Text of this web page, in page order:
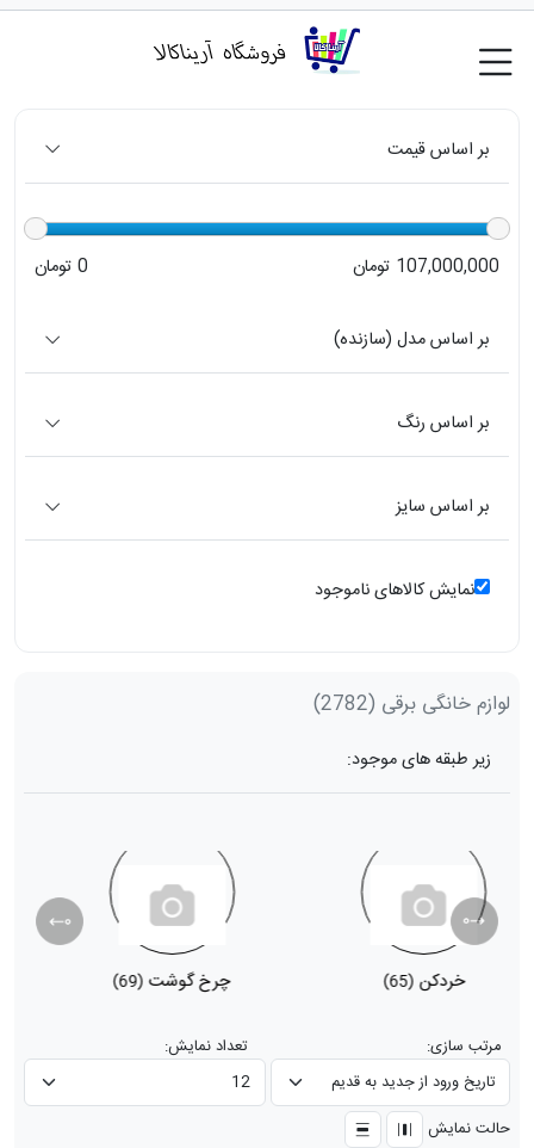
بر اساس قیمت
107,000,000 تومان 0 تومان
بر اساس مدل (سازنده)
بر اساس رنگ
بر اساس سایز
نمایش کالاهای ناموجود
لوازم خانگی برقی (2782)
زیر طبقه های موجود:
خردکن (65) چرخ گوشت (69)
مرتب سازی: تعداد نمایش:
حالت نمایش